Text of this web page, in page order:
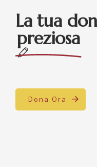
La tua
preziosa
Dona Ora